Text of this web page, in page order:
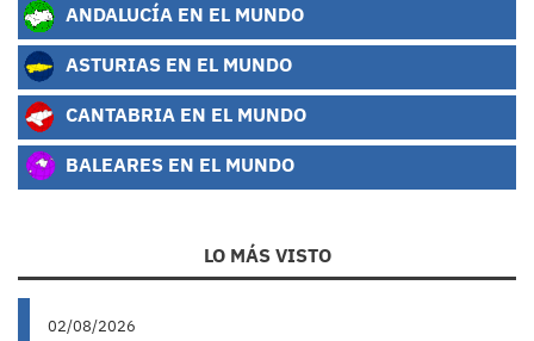
ANDALUCÍA EN EL MUNDO
ASTURIAS EN EL MUNDO
CANTABRIA EN EL MUNDO
BALEARES EN EL MUNDO
LO MÁS VISTO
02/08/2026